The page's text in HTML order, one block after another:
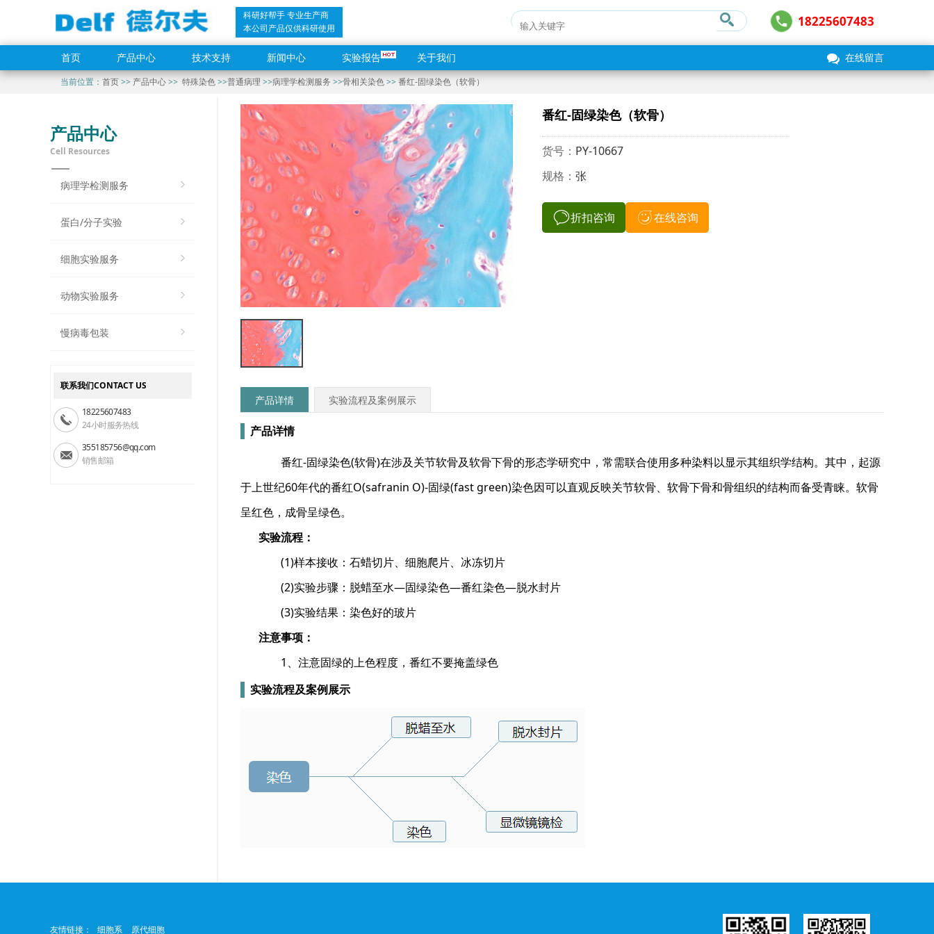
科研好帮手 专业生产商
本公司产品仅供科研使用
18225607483
首页 产品中心 技术支持 新闻中心 实验报告 关于我们 在线留言
当前位置： 首页>> 产品中心>> 特殊染色>>普通病理 >>病理学检测服务 >>骨相关染色>>番红-固绿染色（软骨）
产品中心
Cell Resources
病理学检测服务
蛋白/分子实验
细胞实验服务
动物实验服务
慢病毒包装
联系我们CONTACT US
18225607483
24小时服务热线
355185756@qq.com
销售邮箱
番红-固绿染色（软骨）
货号： PY-10667
规格： 张
折扣咨询 在线咨询
产品详情 实验流程及案例展示
产品详情
番红-固绿染色(软骨)在涉及关节软骨及软骨下骨的形态学研究中，常需联合使用多种染料以显示其组织学结构。其中，起源
于上世纪60年代的番红O(safranin O)-固绿(fast green)染色因可以直观反映关节软骨、软骨下骨和骨组织的结构而备受青睐。软骨
呈红色，成骨呈绿色。
实验流程：
(1)样本接收：石蜡切片、细胞爬片、冰冻切片
(2)实验步骤：脱蜡至水—固绿染色—番红染色—脱水封片
(3)实验结果：染色好的玻片
注意事项：
1、注意固绿的上色程度，番红不要掩盖绿色
实验流程及案例展示
友情链接： 细胞系 原代细胞